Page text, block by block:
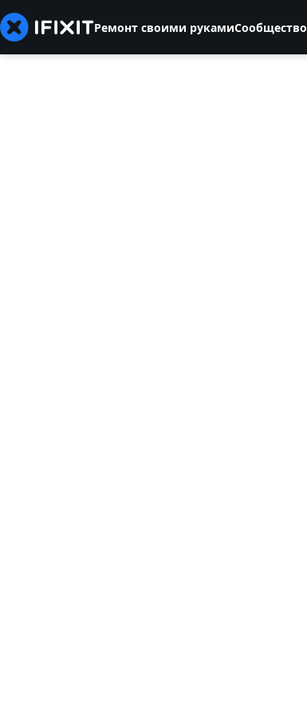
Ремонт своими рукамиСообщество